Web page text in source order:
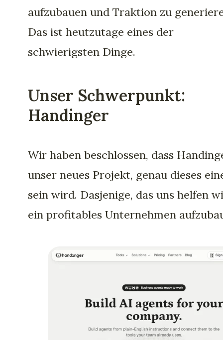
aufzubauen und Traktion zu
Das ist heutzutage eines der
schwierigsten Dinge.
Unser Schwerpunkt:
Handinger
Wir haben beschlossen, dass
unser neues Projekt, genau dieses
sein wird. Dasjenige, das uns helfen
ein profitables Unternehmen